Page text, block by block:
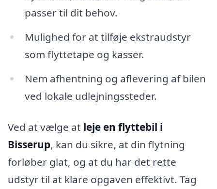
passer til dit behov.
Mulighed for at tilføje ekstraudstyr
som flyttetape og kasser.
Nem afhentning og aflevering af bilen
ved lokale udlejningssteder.
Ved at vælge at leje en flyttebil i
Bisserup, kan du sikre, at din flytning
forløber glat, og at du har det rette
udstyr til at klare opgaven effektivt. Tag